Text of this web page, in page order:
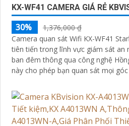
KX-WF41 CAMERA GIÁ RẺ
30%
1,376,000 ₫
Camera quan sát Wifi KX-WF41
tiên tiến trong lĩnh vực giám sát an ninh. Với khả
ban đêm thông qua công nghệ
này cho phép bạn quan sát mọi